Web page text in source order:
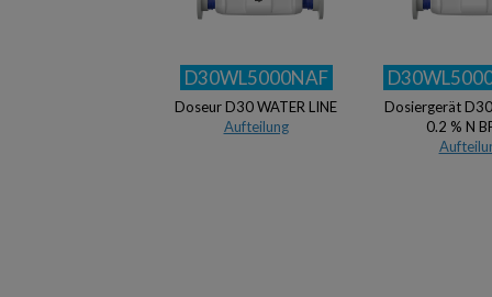
D30WL5000NAF
Doseur D30 WATER LINE
Aufteilung
Dosiergerät
0.2 % N